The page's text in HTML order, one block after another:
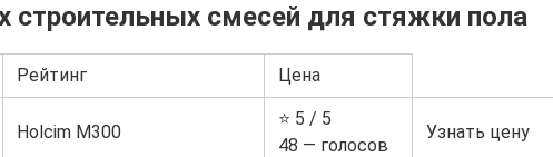
строительных смесей для стяжки пола
Рейтинг Цена
Holcim М300
⭐ 5 / 5
48 — голосов
Узнать цену